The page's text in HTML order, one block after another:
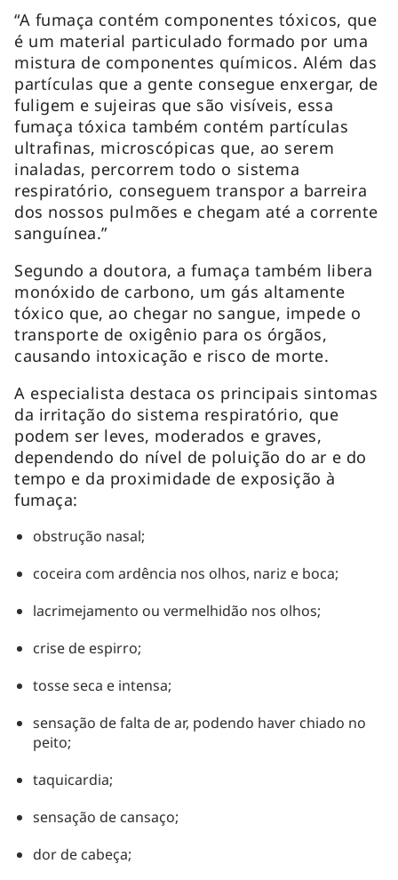
“A fumaça contém componentes tóxicos, que
é um material particulado formado por uma
mistura de componentes químicos. Além das
partículas que a gente consegue enxergar, de
fuligem e sujeiras que são visíveis, essa
fumaça tóxica também contém partículas
ultrafinas, microscópicas que, ao serem
inaladas, percorrem todo o sistema
respiratório, conseguem transpor a barreira
dos nossos pulmões e chegam até a corrente
sanguínea.”
Segundo a doutora, a fumaça também libera
monóxido de carbono, um gás altamente
tóxico que, ao chegar no sangue, impede o
transporte de oxigênio para os órgãos,
causando intoxicação e risco de morte.
A especialista destaca os principais sintomas
da irritação do sistema respiratório, que
podem ser leves, moderados e graves,
dependendo do nível de poluição do ar e do
tempo e da proximidade de exposição à
fumaça:
obstrução nasal;
coceira com ardência nos olhos, nariz e boca;
lacrimejamento ou vermelhidão nos olhos;
crise de espirro;
tosse seca e intensa;
sensação de falta de ar, podendo haver chiado no
peito;
taquicardia;
sensação de cansaço;
dor de cabeça;